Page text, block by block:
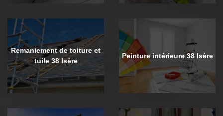
Remaniement de toiture et
tuile 38 Isère
Peinture intérieure 38 Isère